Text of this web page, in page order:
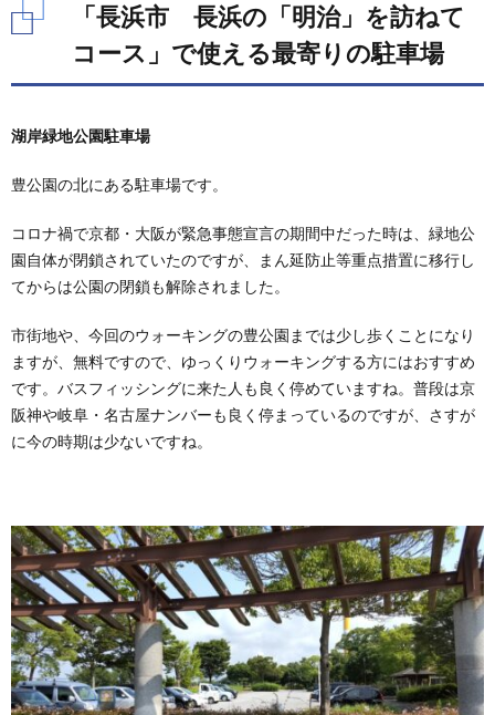
「長浜市 長浜の「明治」を訪ねて
コース」で使える最寄りの駐車場
湖岸緑地公園駐車場
豊公園の北にある駐車場です。
コロナ禍で京都・大阪が緊急事態宣言の期間中だった時は、緑地公
園自体が閉鎖されていたのですが、まん延防止等重点措置に移行し
てからは公園の閉鎖も解除されました。
市街地や、今回のウォーキングの豊公園までは少し歩くことになり
ますが、無料ですので、ゆっくりウォーキングする方にはおすすめ
です。バスフィッシングに来た人も良く停めていますね。普段は京
阪神や岐阜・名古屋ナンバーも良く停まっているのですが、さすが
に今の時期は少ないですね。